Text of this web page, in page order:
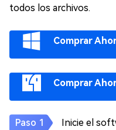
todos los archivos.
Comprar
Comprar
Inicie el